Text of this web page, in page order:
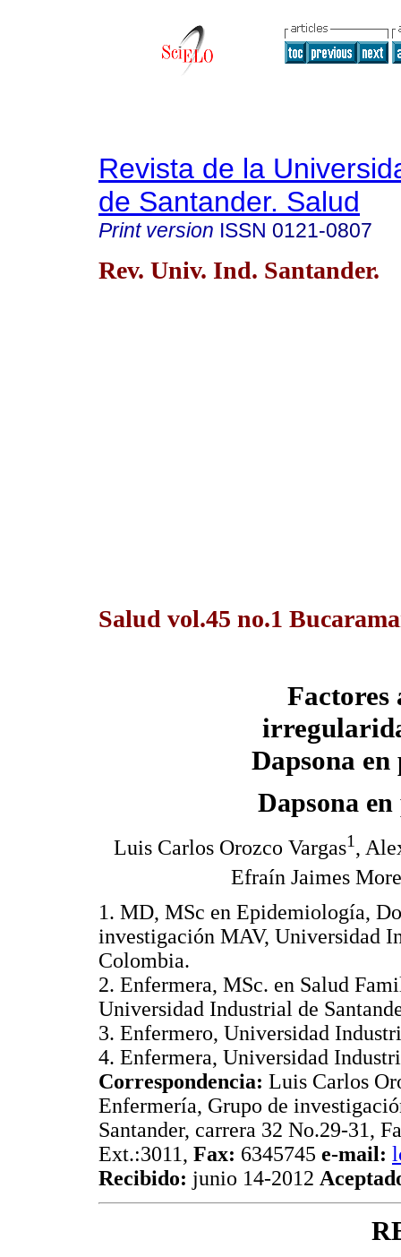
Revista de la
de Santander. Salud
Print version ISSN 0121-0807
Rev. Univ. Ind. Santander.
Salud vol.45 no.1
Factores
Dapsona
Dapsona
Luis Carlos Orozco Vargas1,
Efraín Jaimes
1. MD, MSc en Epidemiología,
investigación MAV, Universidad
Colombia.
2. Enfermera, MSc. en Salud
Universidad Industrial de
3. Enfermero, Universidad
4. Enfermera, Universidad
Correspondencia: Luis Carlos
Enfermería, Grupo de
Santander, carrera 32 No.29-31,
Ext.:3011, Fax: 6345745 e-mail:
Recibido: junio 14-2012